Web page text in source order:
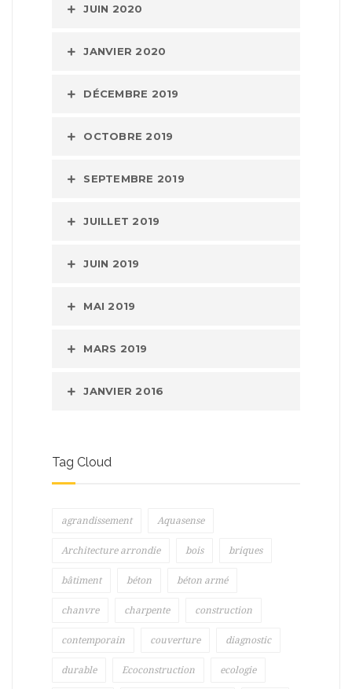
JUIN 2020
JANVIER 2020
DÉCEMBRE 2019
OCTOBRE 2019
SEPTEMBRE 2019
JUILLET 2019
JUIN 2019
MAI 2019
MARS 2019
JANVIER 2016
Tag Cloud
agrandissement Aquasense
Architecture arrondie bois briques
bâtiment béton béton armé
chanvre charpente construction
contemporain couverture diagnostic
durable Ecoconstruction ecologie